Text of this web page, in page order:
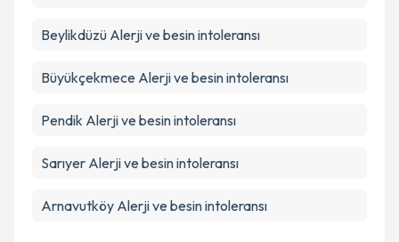
Beylikdüzü Alerji ve besin intoleransı
Büyükçekmece Alerji ve besin intoleransı
Pendik Alerji ve besin intoleransı
Sarıyer Alerji ve besin intoleransı
Arnavutköy Alerji ve besin intoleransı